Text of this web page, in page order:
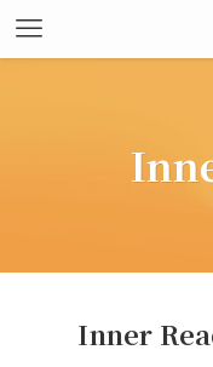
Inner